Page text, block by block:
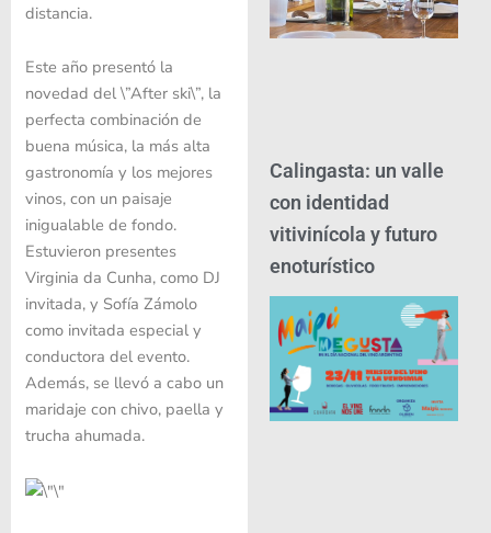
distancia.
Este año presentó la
novedad del \”After ski\”, la
perfecta combinación de
buena música, la más alta
gastronomía y los mejores
vinos, con un paisaje
inigualable de fondo.
Estuvieron presentes
Virginia da Cunha, como DJ
invitada, y Sofía Zámolo
como invitada especial y
conductora del evento.
Además, se llevó a cabo un
maridaje con chivo, paella y
trucha ahumada.
Calingasta: un valle
con identidad
vitivinícola y futuro
enoturístico